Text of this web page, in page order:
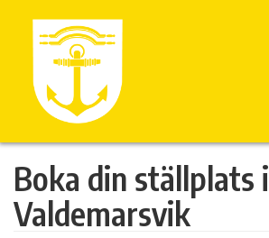
Boka din ställplats i
Valdemarsvik